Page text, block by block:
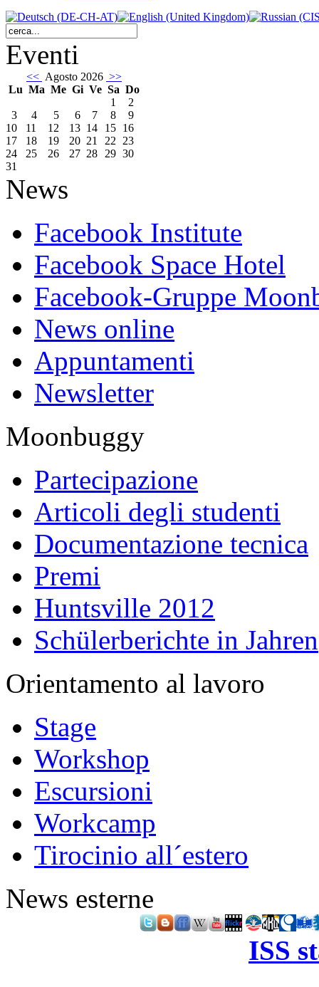
Eventi
<< Agosto 2026 >>
Lu Ma Me Gi Ve Sa Do
1
2
3
4 5 6 7 8
9
10
11 12 13 14 15 16
17
18 19 20 21 22 23
24
25 26 27 28 29 30
31
News
Facebook Institute
Facebook Space Hotel
Facebook-Gruppe
News online
Appuntamenti
Newsletter
Moonbuggy
Partecipazione
Articoli degli studenti
Documentazione tecnica
Premi
Huntsville 2012
Schülerberichte in Jahren
Orientamento al lavoro
Stage
Workshop
Escursioni
Workcamp
Tirocinio all´estero
News esterne
ISS